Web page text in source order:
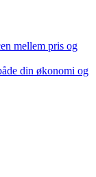
mellem pris og
din økonomi og